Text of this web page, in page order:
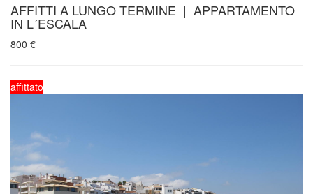
AFFITTI A LUNGO TERMINE | APPARTAMENTO
IN L´ESCALA
800 €
affittato